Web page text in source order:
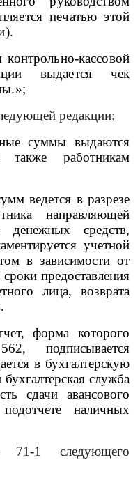
печатью этой
кассовой
выдается чек
редакции:
суммы выдаются
также работникам
ведется в разрезе
направляющей
средств,
учетной
в зависимости от
предоставления
лица, возврата
форма которого
подписывается
в бухгалтерскую
служба
сдачи авансового
наличных
71-1 следующего